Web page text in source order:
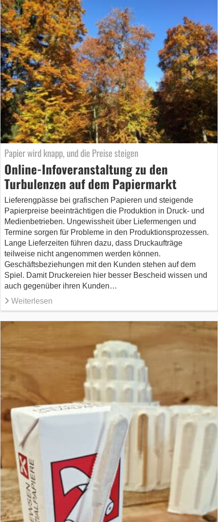
Papier wird knapp, und die Preise steigen
Online-Infoveranstaltung zu den
Turbulenzen auf dem Papiermarkt
Lieferengpässe bei grafischen Papieren und steigende
Papierpreise beeinträchtigen die Produktion in Druck- und
Medienbetrieben. Ungewissheit über Liefermengen und
Termine sorgen für Probleme in den Produktionsprozessen.
Lange Lieferzeiten führen dazu, dass Druckaufträge
teilweise nicht angenommen werden können.
Geschäftsbeziehungen mit den Kunden stehen auf dem
Spiel. Damit Druckereien hier besser Bescheid wissen und
auch gegenüber ihren Kunden…
Weiterlesen